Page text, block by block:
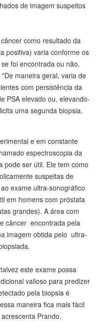
de imagem suspeitos
como resultado da
positiva) varia conforme os
foi encontrada ou não,
maneira geral, varia de
com persistência da
PSA elevado ou, elevando-
uma segunda biopsia.
e em constante
espectroscopia da
pode ser útil. Ele tem como
suspeitas de
exame ultra-sonográfico
em homens com próstata
grandes). A área com
câncer encontrada pela
imagem obtida pelo ultra-
este exame possa
valioso para predizer
pela biopsia é
maneira fica mais fácil
Prando.